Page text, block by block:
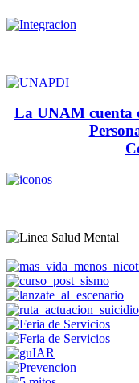
La UNAM cuenta